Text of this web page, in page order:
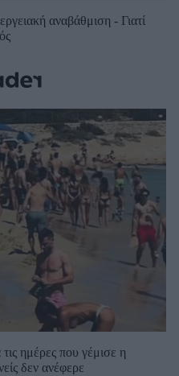
αναβάθμιση - Γιατί
ημέρες που γέμισε η
δεν ανέφερε